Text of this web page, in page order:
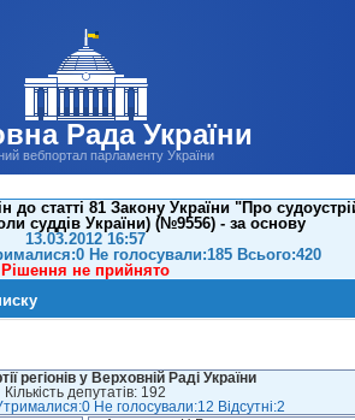
Рада України
вебпортал парламенту України
статті 81 Закону України "Про
суддів України) (№9556) - за основу
13.03.2012 16:57
Не голосували:185 Всього:420
Рішення не прийнято
регіонів у Верховній Раді України
Кількість депутатів: 192
Не голосували:12 Відсутні:2